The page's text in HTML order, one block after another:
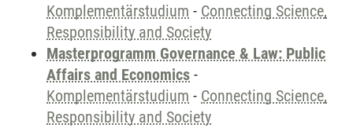
Komplementärstudium - Connecting Science,
Responsibility and Society
Masterprogramm Governance & Law: Public
Affairs and Economics -
Komplementärstudium - Connecting Science,
Responsibility and Society